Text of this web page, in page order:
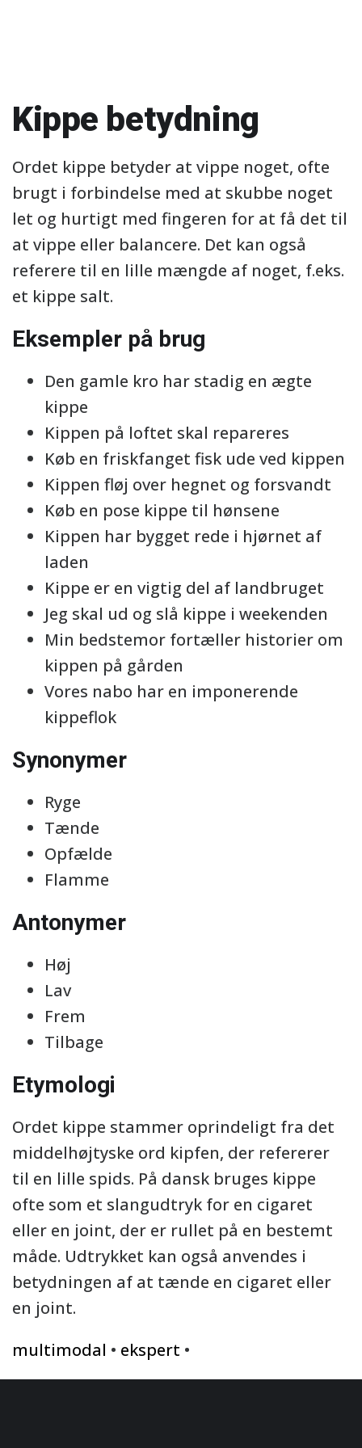
Kippe betydning
Ordet kippe betyder at vippe noget, ofte
brugt i forbindelse med at skubbe noget
let og hurtigt med fingeren for at få det til
at vippe eller balancere. Det kan også
referere til en lille mængde af noget, f.eks.
et kippe salt.
Eksempler på brug
Den gamle kro har stadig en ægte
kippe
Kippen på loftet skal repareres
Køb en friskfanget fisk ude ved kippen
Kippen fløj over hegnet og forsvandt
Køb en pose kippe til hønsene
Kippen har bygget rede i hjørnet af
laden
Kippe er en vigtig del af landbruget
Jeg skal ud og slå kippe i weekenden
Min bedstemor fortæller historier om
kippen på gården
Vores nabo har en imponerende
kippeflok
Synonymer
Ryge
Tænde
Opfælde
Flamme
Antonymer
Høj
Lav
Frem
Tilbage
Etymologi
Ordet kippe stammer oprindeligt fra det
middelhøjtyske ord kipfen, der refererer
til en lille spids. På dansk bruges kippe
ofte som et slangudtryk for en cigaret
eller en joint, der er rullet på en bestemt
måde. Udtrykket kan også anvendes i
betydningen af at tænde en cigaret eller
en joint.
multimodal • ekspert •